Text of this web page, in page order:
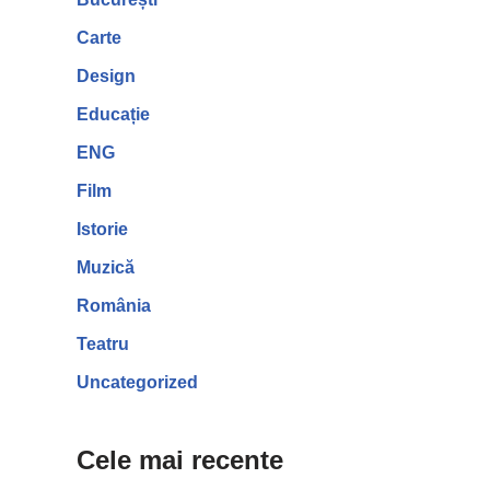
Carte
Design
Educație
ENG
Film
Istorie
Muzică
România
Teatru
Uncategorized
Cele mai recente